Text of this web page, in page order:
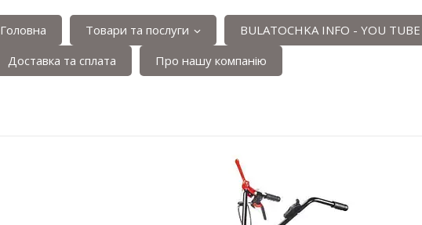
Головна Товари та послуги BULATOCHKA INFO - YOU TUBE
Доставка та сплата
Про нашу компанію